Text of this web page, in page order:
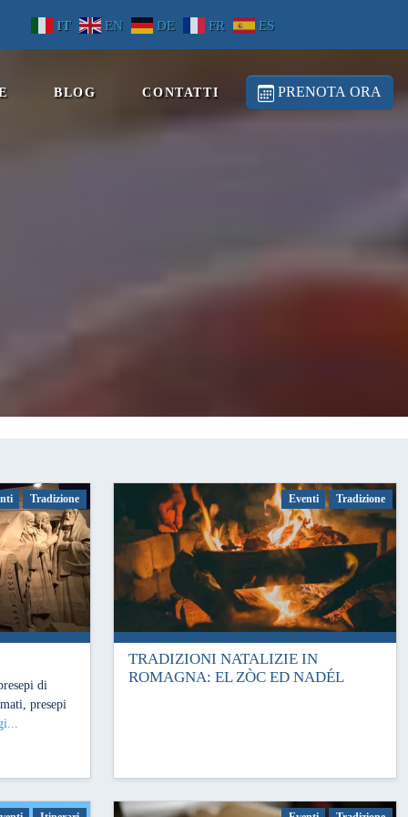
IT EN DE FR ES
BLOG CONTATTI PRENOTA ORA
Tradizione
di
presepi
Eventi Tradizione
11 Dicembre 2018
TRADIZIONI NATALIZIE IN
ROMAGNA: EL ZÒC ED NADÉL